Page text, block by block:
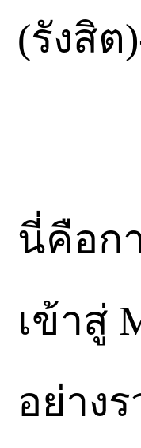
(รังสิต
นี่คือก
เข้าสู่
อย่าง